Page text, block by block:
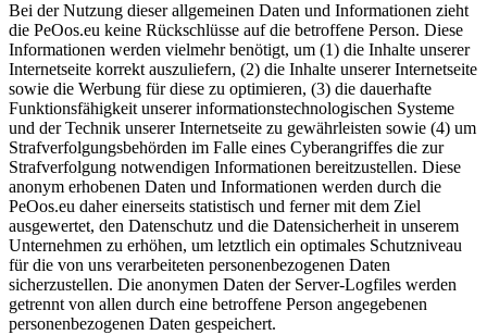
Bei der Nutzung dieser allgemeinen Daten und Informationen zieht
die PeOos.eu keine Rückschlüsse auf die betroffene Person. Diese
Informationen werden vielmehr benötigt, um (1) die Inhalte unserer
Internetseite korrekt auszuliefern, (2) die Inhalte unserer Internetseite
sowie die Werbung für diese zu optimieren, (3) die dauerhafte
Funktionsfähigkeit unserer informationstechnologischen Systeme
und der Technik unserer Internetseite zu gewährleisten sowie (4) um
Strafverfolgungsbehörden im Falle eines Cyberangriffes die zur
Strafverfolgung notwendigen Informationen bereitzustellen. Diese
anonym erhobenen Daten und Informationen werden durch die
PeOos.eu daher einerseits statistisch und ferner mit dem Ziel
ausgewertet, den Datenschutz und die Datensicherheit in unserem
Unternehmen zu erhöhen, um letztlich ein optimales Schutzniveau
für die von uns verarbeiteten personenbezogenen Daten
sicherzustellen. Die anonymen Daten der Server-Logfiles werden
getrennt von allen durch eine betroffene Person angegebenen
personenbezogenen Daten gespeichert.